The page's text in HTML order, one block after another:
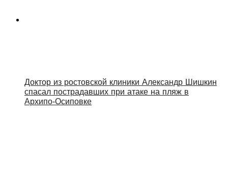
Доктор из ростовской клиники Александр Шишкин
спасал пострадавших при атаке на пляж в
Архипо‑Осиповке